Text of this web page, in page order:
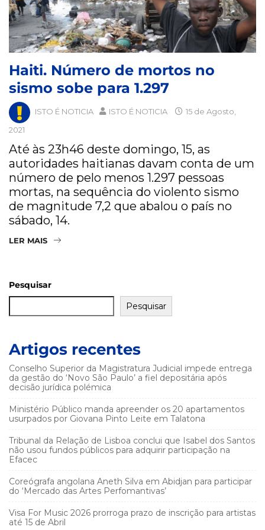
Haiti. Número de mortos no
sismo sobe para 1.297
ISTO É NOTICIA ISTO É NOTICIA
15 de Agosto,
2021
Até às 23h46 deste domingo, 15, as
autoridades haitianas davam conta de um
número de pelo menos 1.297 pessoas
mortas, na sequência do violento sismo
de magnitude 7,2 que abalou o país no
sábado, 14.
LER MAIS
Pesquisar
Pesquisar
Artigos recentes
Conselho Superior da Magistratura Judicial impede entrega
da gestão do ‘Novo São Paulo’ a fiel depositária após
decisão jurídica polémica
Ministério Público manda apreender os 20 apartamentos
usurpados por Giovana Pinto Leite em Talatona
Tribunal da Relação de Lisboa conclui que Isabel dos Santos
não usou fundos públicos para adquirir participação na
Efacec
Coreógrafa angolana Aneth Silva em Abidjan para participar
do ‘Mercado das Artes Perfomantivas’
Visa For Music 2026 prorroga prazo de inscrição para artistas
até 15 de Abril